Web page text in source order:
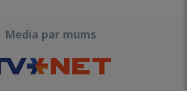
Media par mums